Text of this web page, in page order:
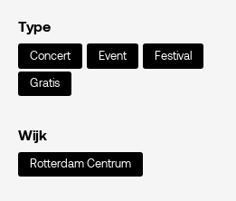
Type
Concert Event Festival
Gratis
Wijk
Rotterdam Centrum